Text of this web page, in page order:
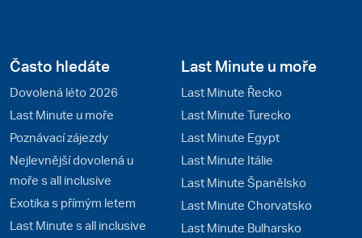
Často hledáte
Dovolená léto 2026
Last Minute u moře
Poznávací zájezdy
Nejlevnější dovolená u
moře s all inclusive
Exotika s přímým letem
Last Minute s all inclusive
Last Minute u moře
Last Minute Řecko
Last Minute Turecko
Last Minute Egypt
Last Minute Itálie
Last Minute Španělsko
Last Minute Chorvatsko
Last Minute Bulharsko